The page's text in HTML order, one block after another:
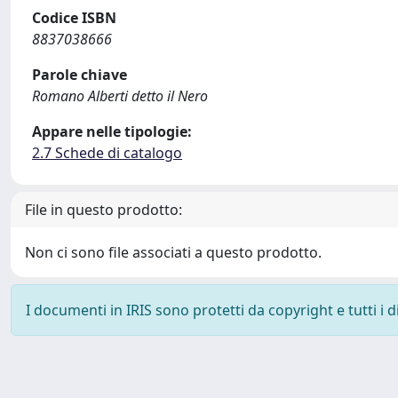
Codice ISBN
8837038666
Parole chiave
Romano Alberti detto il Nero
Appare nelle tipologie:
2.7 Schede di catalogo
File in questo prodotto:
Non ci sono file associati a questo prodotto.
I documenti in IRIS sono protetti da copyright e tutti i